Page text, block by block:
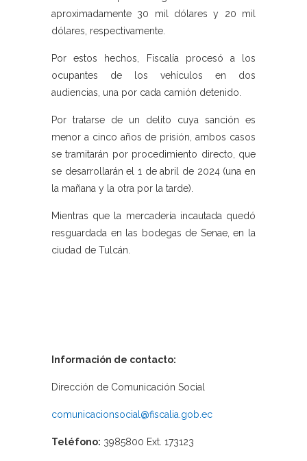
aproximadamente 30 mil dólares y 20 mil
dólares, respectivamente.
Por estos hechos, Fiscalía procesó a los
ocupantes de los vehículos en dos
audiencias, una por cada camión detenido.
Por tratarse de un delito cuya sanción es
menor a cinco años de prisión, ambos casos
se tramitarán por procedimiento directo, que
se desarrollarán el 1 de abril de 2024 (una en
la mañana y la otra por la tarde).
Mientras que la mercadería incautada quedó
resguardada en las bodegas de Senae, en la
ciudad de Tulcán.
Información de contacto:
Dirección de Comunicación Social
comunicacionsocial@fiscalia.gob.ec
Teléfono: 3985800 Ext. 173123